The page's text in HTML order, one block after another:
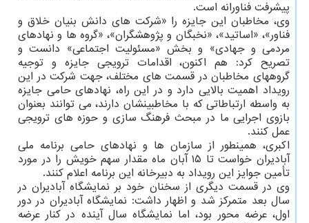
پیشرفت فناورانه است.
وی، مخاطبان این جایزه را «شرکت های دانش بنیان خلاق و
فناور»، «اساتید»، «نخبگان و پژوهشگران»، «گروه ها و نهادهای
مردمی و جهادی» و بخش «مسئولیت اجتماعی» دانست و
تصریح کرد: هم اکنون، اقدامات ترویجی جایزه و توجیه
گروههای مخاطبان در قسمت های مختلف، جهت شرکت در این
رویداد اهمیت بالایی دارد و در این راه، نهادهای حامی جایزه
به واسطه ارتباطاتی که با مخاطبینشان دارند، می توانند بعنوان
بازوی اجرایی ما در مبحث فرهنگ سازی و حوزه های ترویجی
عمل کنند.
اکبری، همینطور از سازمان ها و نهادهای حامی برنامه ملی
آبادیران خواست تا ۱۵ آبان ماه مقدار سهم خویش را در مورد
تأمین جوایز این رویداد به دبیرخانه این برنامه اعلام کنند.
وی در قسمت دیگری از سخنان خود بر نمایشگاه آبادیران در
سال بعد متمرکز شد و اظهار داشت: نمایشگاه آبادیران در دور
اول، عرضه محور بود، اما نمایشگاه سال آینده در کنار عرضه